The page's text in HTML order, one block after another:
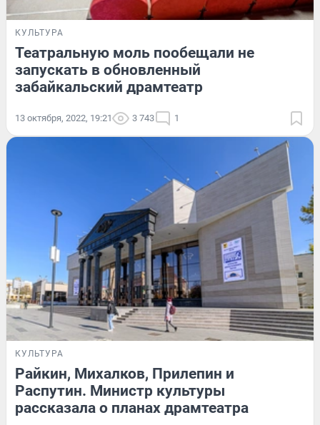
КУЛЬТУРА
Театральную моль пообещали не
запускать в обновленный
забайкальский драмтеатр
13 октября, 2022, 19:21 3 743 1
КУЛЬТУРА
Райкин, Михалков, Прилепин и
Распутин. Министр культуры
рассказала о планах драмтеатра